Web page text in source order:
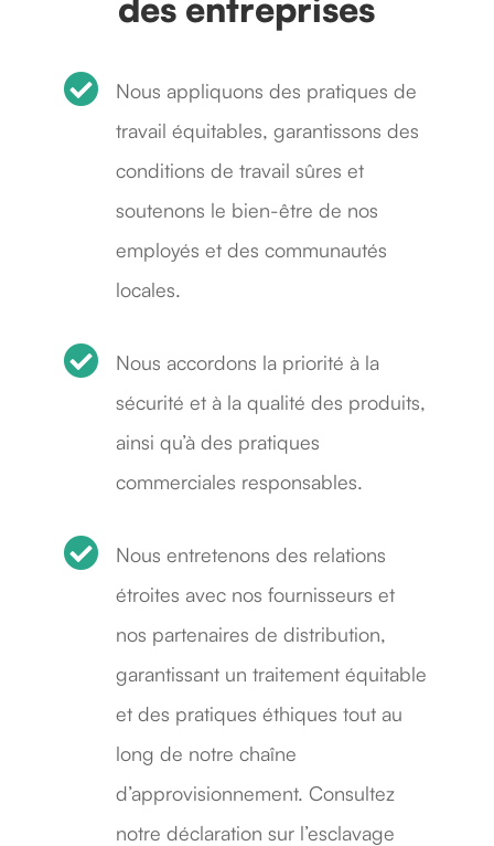

Nous appliquons des pratiques de
travail équitables, garantissons des
conditions de travail sûres et
soutenons le bien-être de nos
employés et des communautés
locales.

Nous accordons la priorité à la
sécurité et à la qualité des produits,
ainsi qu’à des pratiques
commerciales responsables.

Nous entretenons des relations
étroites avec nos fournisseurs et
nos partenaires de distribution,
garantissant un traitement équitable
et des pratiques éthiques tout au
long de notre chaîne
d’approvisionnement. Consultez
notre déclaration sur l’esclavage